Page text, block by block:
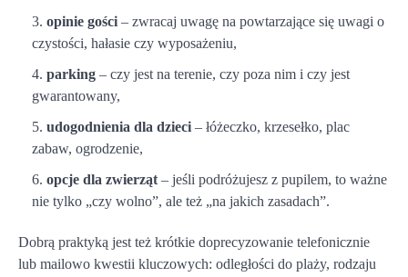
opinie gości – zwracaj uwagę na powtarzające się uwagi o
czystości, hałasie czy wyposażeniu,
parking – czy jest na terenie, czy poza nim i czy jest
gwarantowany,
udogodnienia dla dzieci – łóżeczko, krzesełko, plac
zabaw, ogrodzenie,
opcje dla zwierząt – jeśli podróżujesz z pupilem, to ważne
nie tylko „czy wolno”, ale też „na jakich zasadach”.
Dobrą praktyką jest też krótkie doprecyzowanie telefonicznie
lub mailowo kwestii kluczowych: odległości do plaży, rodzaju